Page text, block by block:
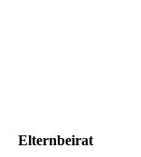
Elternbeirat